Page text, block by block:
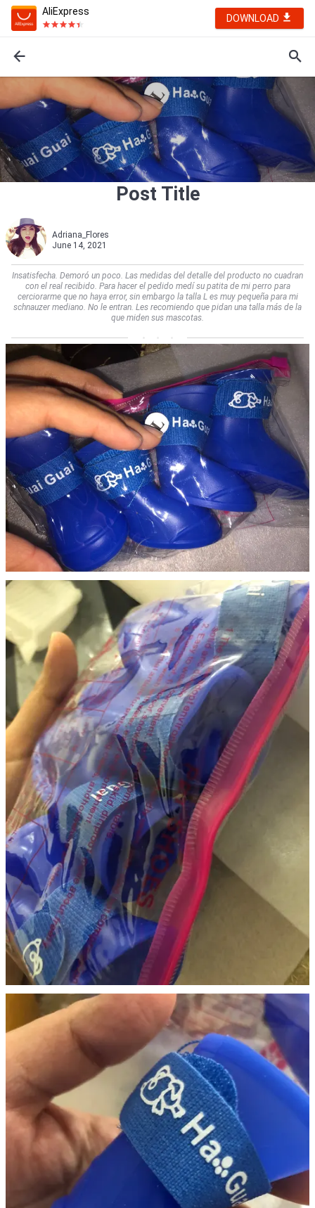
AliExpress
DOWNLOAD
Post Title
Adriana_Flores
June 14, 2021
Insatisfecha. Demoró un poco. Las medidas del detalle del producto no cuadran
con el real recibido. Para hacer el pedido medí su patita de mi perro para
cerciorarme que no haya error, sin embargo la talla L es muy pequeña para mi
schnauzer mediano. No le entran. Les recomiendo que pidan una talla más de la
que miden sus mascotas.